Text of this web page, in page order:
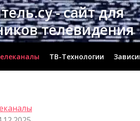
- сайт для
телевидения
ТВ-Технологии